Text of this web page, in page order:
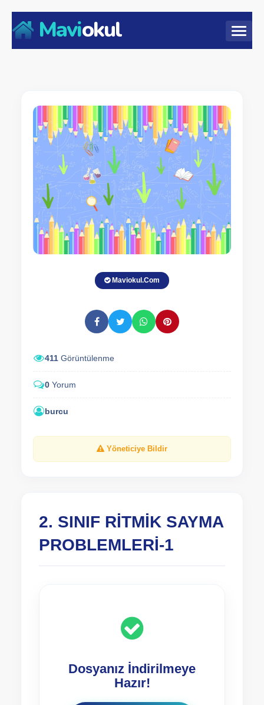
Maviokul
Maviokul.Com
411 Görüntülenme
0 Yorum
burcu
Yöneticiye Bildir
2. SINIF RİTMİK SAYMA
PROBLEMLERİ-1
Dosyanız İndirilmeye
Hazır!